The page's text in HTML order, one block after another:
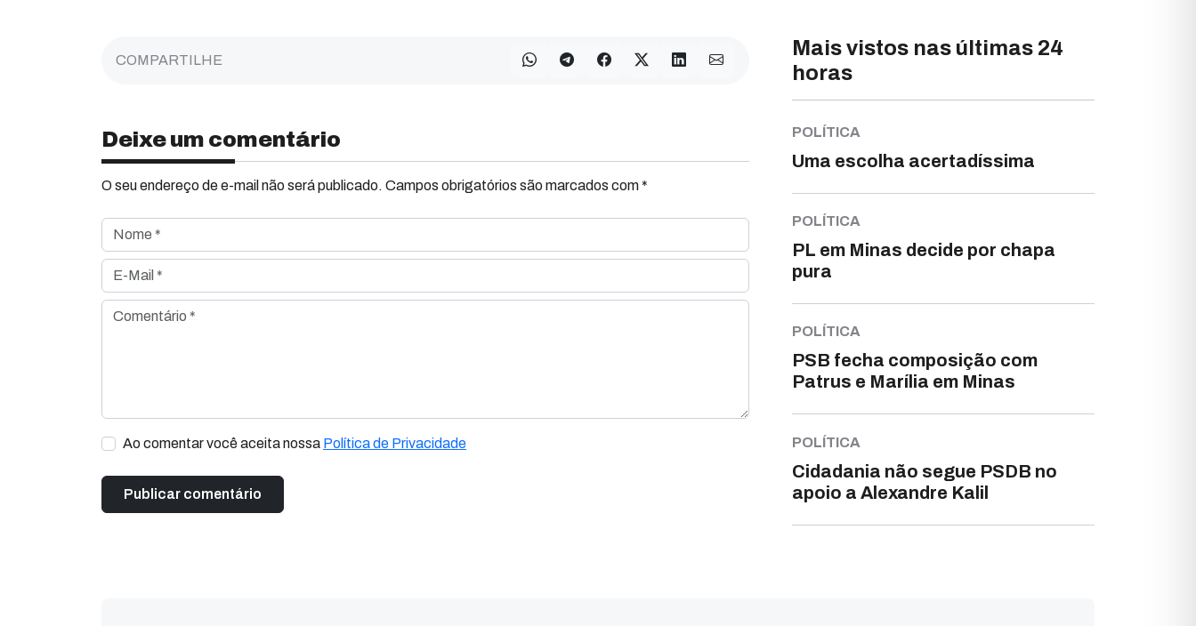
COMPARTILHE
Deixe um comentário
O seu endereço de e-mail não será publicado. Campos obrigatórios são marcados com *
Nome *
E-Mail *
Comentário *
Ao comentar você aceita nossa Política de Privacidade
Mais vistos nas últimas 24
horas
POLÍTICA
Uma escolha acertadíssima
POLÍTICA
PL em Minas decide por chapa
pura
POLÍTICA
PSB fecha composição com
Patrus e Marília em Minas
POLÍTICA
Cidadania não segue PSDB no
apoio a Alexandre Kalil